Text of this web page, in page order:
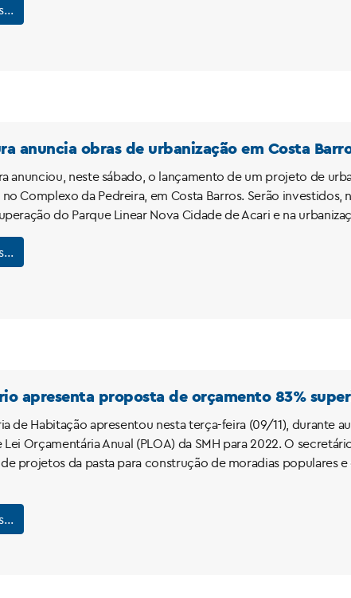
anuncia obras de urbanização em Costa
anunciou, neste sábado, o lançamento de um projeto de
Complexo da Pedreira, em Costa Barros. Serão investidos,
do Parque Linear Nova Cidade de Acari e na
apresenta proposta de orçamento 83%
de Habitação apresentou nesta terça-feira (09/11), durante
Orçamentária Anual (PLOA) da SMH para 2022. O
projetos da pasta para construção de moradias populares